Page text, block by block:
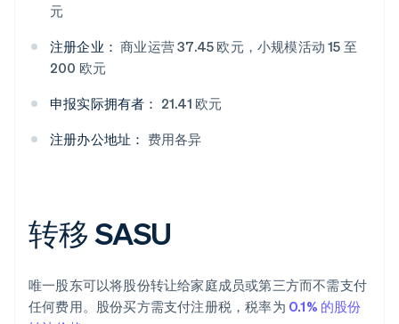
元
注册企业： 商业运营 37.45 欧元，小规模活动 15 至
200 欧元
申报实际拥有者： 21.41 欧元
注册办公地址： 费用各异
转移 SASU
唯一股东可以将股份转让给家庭成员或第三方而不需支付
任何费用。股份买方需支付注册税，税率为 0.1% 的股份